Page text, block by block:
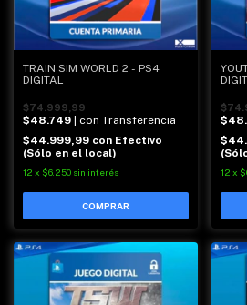
TRAIN SIM WORLD 2 - PS4
DIGITAL
$74.999,99
$48.749 | con Transferencia
$44.999,99 con Efectivo
(Sólo en el local)
12 x $6.250 sin interés 12 x